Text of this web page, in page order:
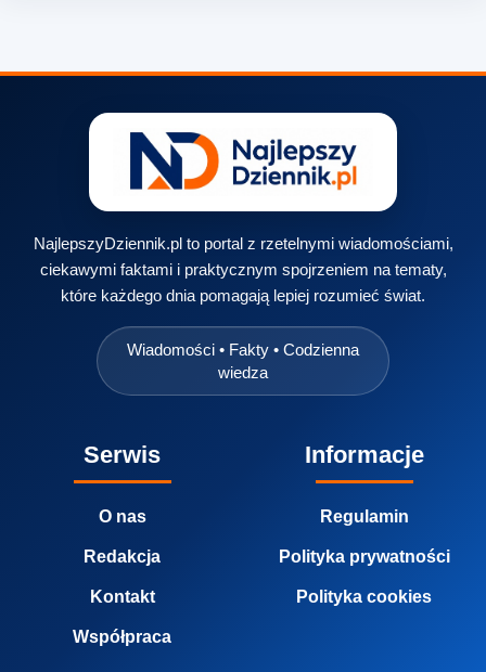
NajlepszyDziennik.pl to portal z rzetelnymi wiadomościami,
ciekawymi faktami i praktycznym spojrzeniem na tematy,
które każdego dnia pomagają lepiej rozumieć świat.
Wiadomości • Fakty • Codzienna
wiedza
Serwis
O nas
Redakcja
Kontakt
Współpraca
Informacje
Regulamin
Polityka prywatności
Polityka cookies